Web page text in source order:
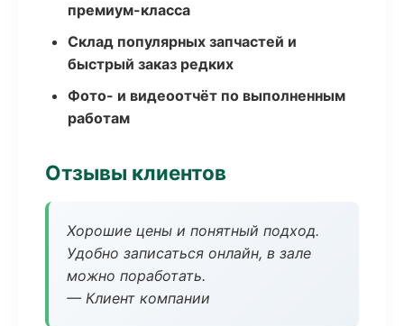
премиум-класса
Склад популярных запчастей и
быстрый заказ редких
Фото- и видеоотчёт по выполненным
работам
Отзывы клиентов
Хорошие цены и понятный подход.
Удобно записаться онлайн, в зале
можно поработать.
— Клиент компании